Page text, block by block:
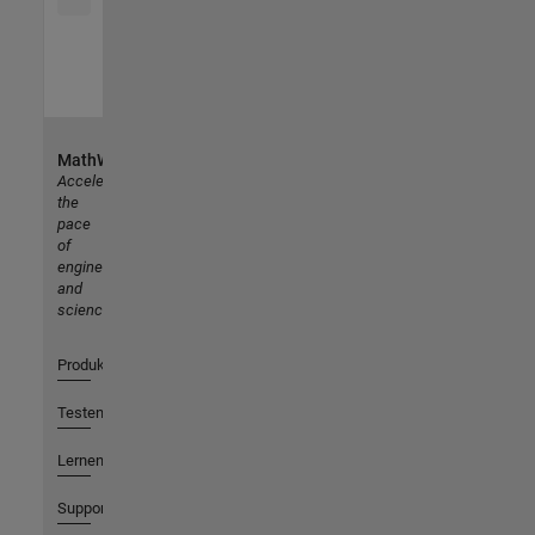
MathWorks
Accelerating
the
pace
of
engineering
and
science
Produkte
Testen oder Kaufen
Lernen
Support